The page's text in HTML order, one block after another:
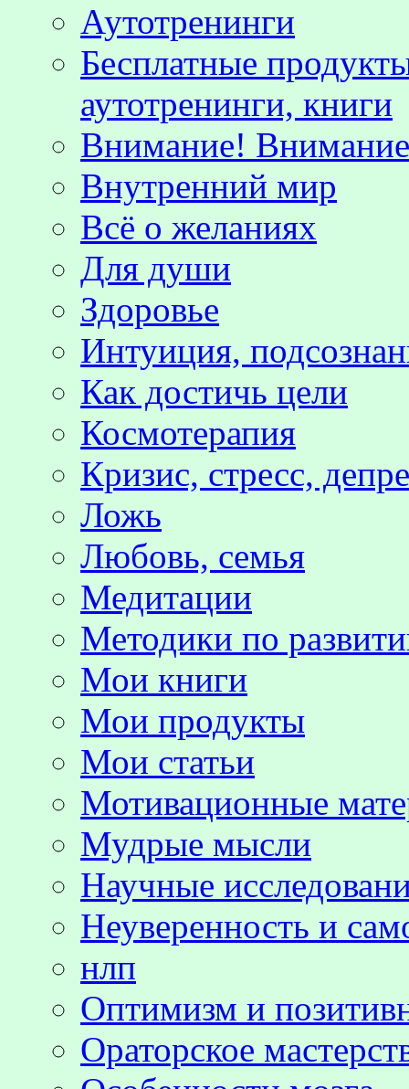
Аутотренинги
Бесплатные
аутотренинги, книги
Внимание!
Внутренний мир
Всё о желаниях
Для души
Здоровье
Интуиция,
Как достичь цели
Космотерапия
Кризис, стресс,
Ложь
Любовь, семья
Медитации
Методики по
Мои книги
Мои продукты
Мои статьи
Мотивационные
Мудрые мысли
Научные
Неуверенность и
нлп
Оптимизм и
Ораторское